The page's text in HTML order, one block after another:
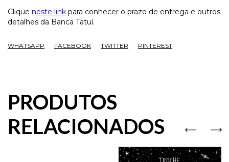
Clique neste link para conhecer o prazo de entrega e outros
detalhes da Banca Tatuí.
WHATSAPP FACEBOOK TWITTER PINTEREST
PRODUTOS
RELACIONADOS